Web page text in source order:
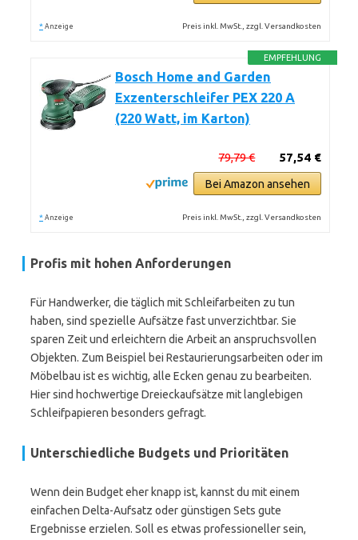
* Anzeige Preis inkl. MwSt., zzgl. Versandkosten
EMPFEHLUNG
Bosch Home and Garden
Exzenterschleifer PEX 220 A
(220 Watt, im Karton)
57,54 €
79,79 €
Bei Amazon ansehen
* Anzeige Preis inkl. MwSt., zzgl. Versandkosten
Profis mit hohen Anforderungen
Für Handwerker, die täglich mit Schleifarbeiten zu tun
haben, sind spezielle Aufsätze fast unverzichtbar. Sie
sparen Zeit und erleichtern die Arbeit an anspruchsvollen
Objekten. Zum Beispiel bei Restaurierungsarbeiten oder im
Möbelbau ist es wichtig, alle Ecken genau zu bearbeiten.
Hier sind hochwertige Dreieckaufsätze mit langlebigen
Schleifpapieren besonders gefragt.
Unterschiedliche Budgets und Prioritäten
Wenn dein Budget eher knapp ist, kannst du mit einem
einfachen Delta-Aufsatz oder günstigen Sets gute
Ergebnisse erzielen. Soll es etwas professioneller sein,